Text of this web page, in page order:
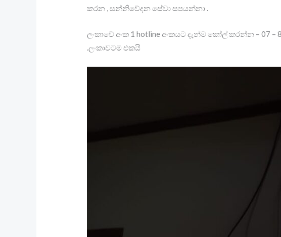
කරන , සන්නිවේදන සේවා සපයන්නා .
ලංකාවේ අංක 1 hotline අංකයට දැන්ම කෝල් කරන්න – 07
.ලංකාවටම එකයි